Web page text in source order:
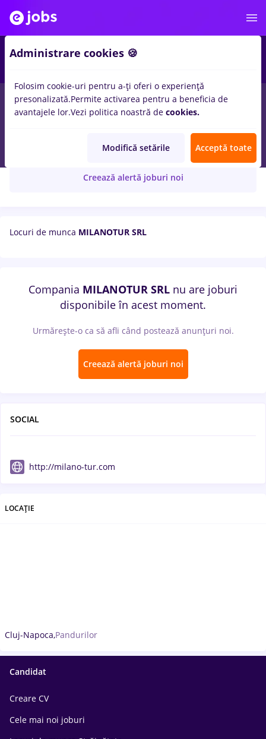
MILANOTUR SRL
Creează alertă joburi noi
Locuri de munca MILANOTUR SRL
Compania MILANOTUR SRL nu are joburi
disponibile în acest moment.
Urmărește-o ca să afli când postează anunțuri noi.
Creează alertă joburi noi
SOCIAL
http://milano-tur.com
LOCAȚIE
Cluj-Napoca,Pandurilor
Candidat
Creare CV
Cele mai noi joburi
Administrare cookies 🍪
Folosim cookie-uri pentru a-ți oferi o experiență
presonalizată.Permite activarea pentru a beneficia de
avantajele lor.Vezi politica noastră de cookies.
Modifică setările Acceptă toate